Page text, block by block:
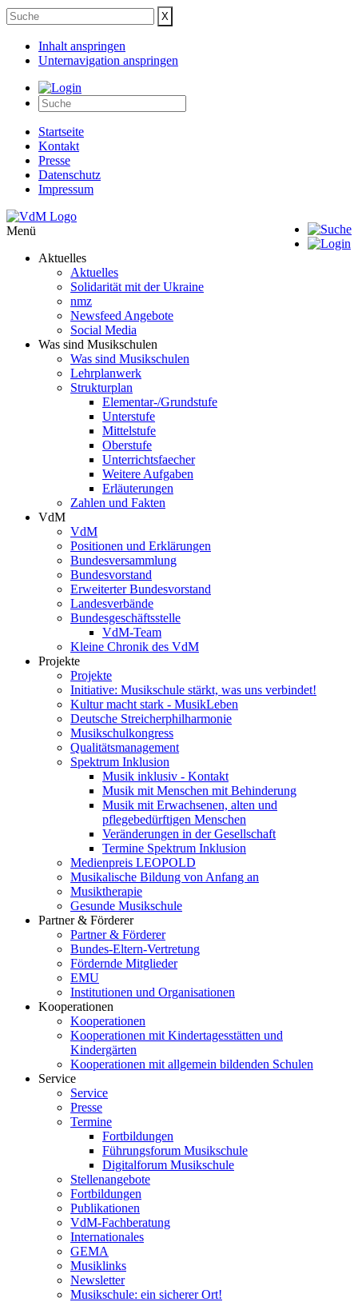
Inhalt anspringen
Unternavigation anspringen
Startseite
Kontakt
Presse
Datenschutz
Impressum
Menü
Aktuelles
Aktuelles
Solidarität mit der Ukraine
nmz
Newsfeed Angebote
Social Media
Was sind Musikschulen
Was sind Musikschulen
Lehrplanwerk
Strukturplan
Elementar-/Grundstufe
Unterstufe
Mittelstufe
Oberstufe
Unterrichtsfaecher
Weitere Aufgaben
Erläuterungen
Zahlen und Fakten
VdM
VdM
Positionen und Erklärungen
Bundesversammlung
Bundesvorstand
Erweiterter Bundesvorstand
Landesverbände
Bundesgeschäftsstelle
VdM-Team
Kleine Chronik des VdM
Projekte
Projekte
Initiative: Musikschule stärkt, was uns verbindet!
Kultur macht stark - MusikLeben
Deutsche Streicherphilharmonie
Musikschulkongress
Qualitätsmanagement
Spektrum Inklusion
Musik inklusiv - Kontakt
Musik mit Menschen mit Behinderung
Musik mit Erwachsenen, alten und
pflegebedürftigen Menschen
Veränderungen in der Gesellschaft
Termine Spektrum Inklusion
Medienpreis LEOPOLD
Musikalische Bildung von Anfang an
Musiktherapie
Gesunde Musikschule
Partner & Förderer
Partner & Förderer
Bundes-Eltern-Vertretung
Fördernde Mitglieder
EMU
Institutionen und Organisationen
Kooperationen
Kooperationen
Kooperationen mit Kindertagesstätten und
Kindergärten
Kooperationen mit allgemein bildenden Schulen
Service
Service
Presse
Termine
Fortbildungen
Führungsforum Musikschule
Digitalforum Musikschule
Stellenangebote
Fortbildungen
Publikationen
VdM-Fachberatung
Internationales
GEMA
Musiklinks
Newsletter
Musikschule: ein sicherer Ort!